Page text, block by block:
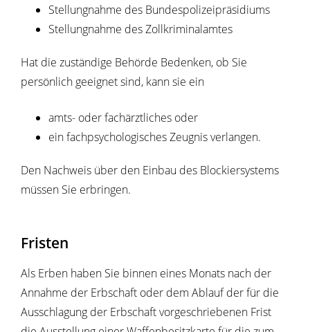
Stellungnahme des Bundespolizeipräsidiums
Stellungnahme des Zollkriminalamtes
Hat die zuständige Behörde Bedenken, ob Sie
persönlich geeignet sind, kann sie ein
amts- oder fachärztliches oder
ein fachpsychologisches Zeugnis verlangen.
Den Nachweis über den Einbau des Blockiersystems
müssen Sie erbringen.
Fristen
Als Erben haben Sie binnen eines Monats nach der
Annahme der Erbschaft oder dem Ablauf der für die
Ausschlagung der Erbschaft vorgeschriebenen Frist